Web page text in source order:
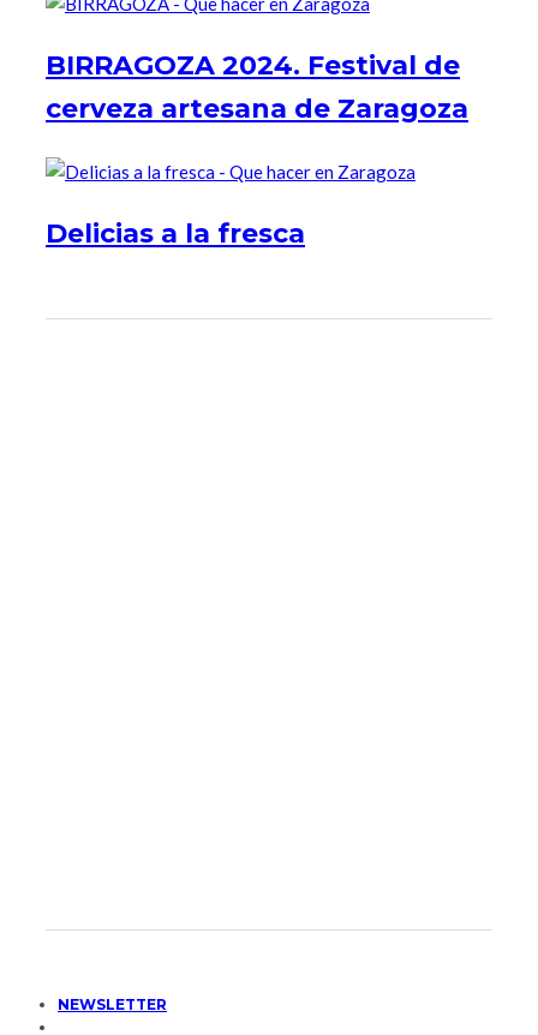
BIRRAGOZA 2024. Festival de
cerveza artesana de Zaragoza
Delicias a la fresca
NEWSLETTER